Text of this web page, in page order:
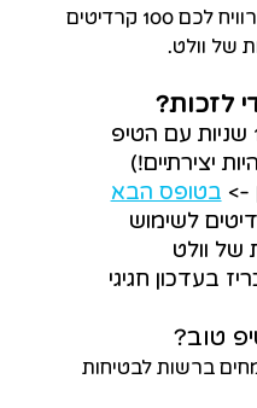
הוא שווה במיוחד? אולי הוא ירוויח לכם 100 קרדיטים
של וולט.
לזכות?
צלמו סרטון של כ-10 שניות עם הטיפ
יצירתיים!)
-> בטופס הבא
ב-100 קרדיטים לשימוש
של וולט
בעדכון חגיגי
טוב?
ברשות לבטיחות